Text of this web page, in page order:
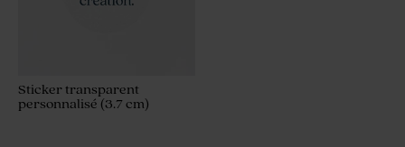
Sticker transparent
personnalisé (3.7 cm)